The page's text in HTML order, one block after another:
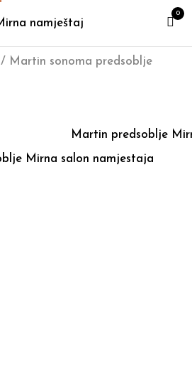
0
/ Martin sonoma predsoblje